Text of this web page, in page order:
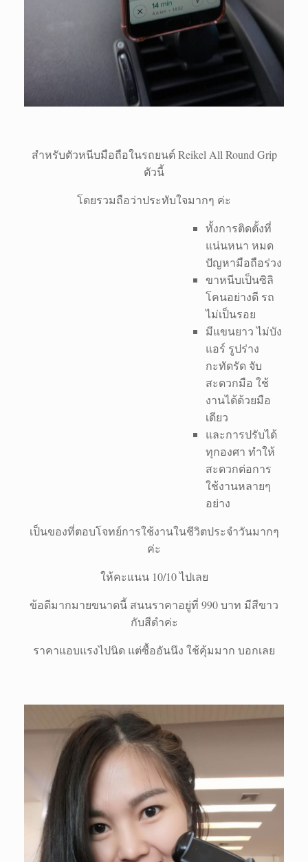
สำหรับตัวหนีบมือถือในรถยนต์ Reikel All Round Grip
ตัวนี้
โดยรวมถือว่าประทับใจมากๆ ค่ะ
ทั้งการติดตั้งที่
แน่นหนา หมด
ปัญหามือถือร่วง
ขาหนีบเป็นซิลิ
โคนอย่างดี รถ
ไม่เป็นรอย
มีแขนยาว ไม่บัง
แอร์ รูปร่าง
กะทัดรัด จับ
สะดวกมือ ใช้
งานได้ด้วยมือ
เดียว
และการปรับได้
ทุกองศา ทำให้
สะดวกต่อการ
ใช้งานหลายๆ
อย่าง
เป็นของที่ตอบโจทย์การใช้งานในชีวิตประจำวันมากๆ
ค่ะ
ให้คะแนน 10/10 ไปเลย
ข้อดีมากมายขนาดนี้ สนนราคาอยู่ที่ 990 บาท มีสีขาว
กับสีดำค่ะ
ราคาแอบแรงไปนิด แต่ซื้ออันนึง ใช้คุ้มมาก บอกเลย